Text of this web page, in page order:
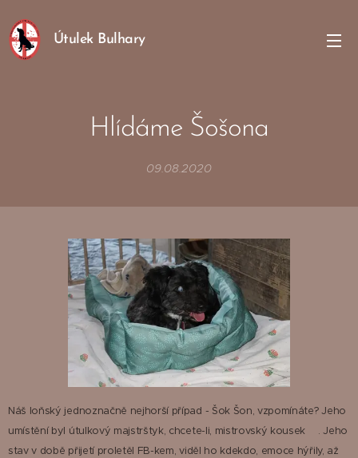
Útulek Bulhary
Hlídáme Šošona
09.08.2020
Náš loňský jednoznačně nejhorší případ - Šok Šon, vzpomínáte? Jeho
umístění byl útulkový majstrštyk, chcete-li, mistrovský kousek😊. Jeho
stav v době přijetí proletěl FB-kem, viděl ho kdekdo, emoce hýřily, až